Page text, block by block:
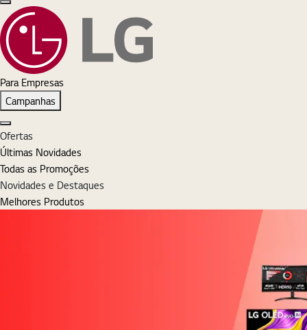
Fechar
Para Empresas
Campanhas
Fechar
Ofertas
Últimas Novidades
Todas as Promoções
Novidades e Destaques
Melhores Produtos